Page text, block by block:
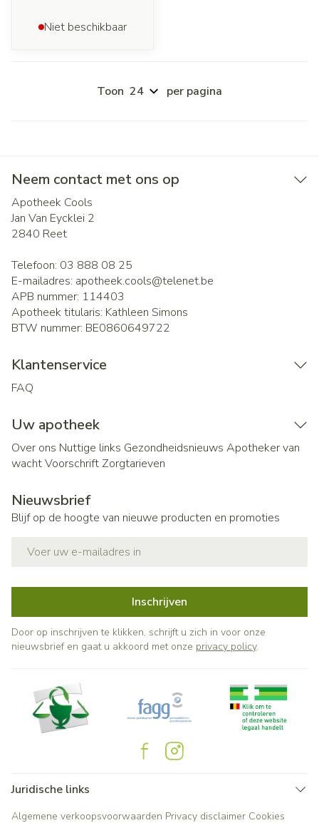
Niet beschikbaar
Toon per pagina
Neem contact met ons op
Apotheek Cools
Jan Van Eycklei 2
2840 Reet
Telefoon: 03 888 08 25
E-mailadres: apotheek.cools@telenet.be
APB nummer: 114403
Apotheek titularis: Kathleen Simons
BTW nummer: BE0860649722
Klantenservice
FAQ
Uw apotheek
Over ons Nuttige links Gezondheidsnieuws Apotheker van
wachtVoorschrift Zorgtarieven
Nieuwsbrief
Blijf op de hoogte van nieuwe producten en promoties
Inschrijven
Door op inschrijven te klikken, schrijft u zich in voor onze
nieuwsbrief en gaat u akkoord met onze privacy policy.
Juridische links
Algemene verkoopsvoorwaarden Privacy disclaimer Cookies